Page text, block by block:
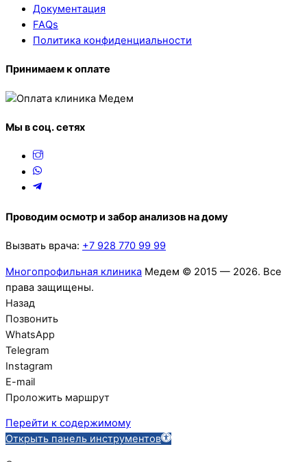
Документация
FAQs
Политика конфиденциальности
Принимаем к оплате
Мы в соц. сетях
Проводим осмотр и забор анализов на дому
Вызвать врача: +7 928 770 99 99
Многопрофильная клиника Медем © 2015 — 2026. Все
права защищены.
Назад
Позвонить
WhatsApp
Telegram
Instagram
E-mail
Проложить маршрут
Перейти к содержимому
Открыть панель инструментов